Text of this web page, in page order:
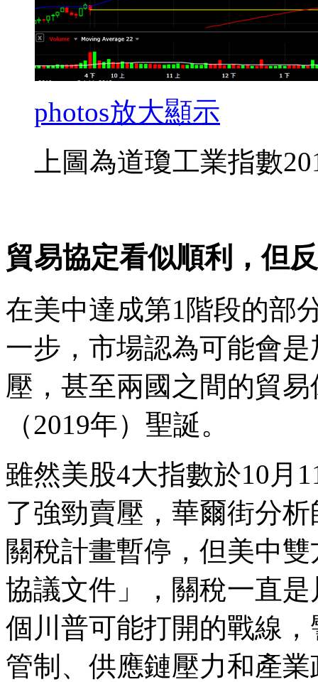
photos放大顯示
上圖為道瓊工業指數
貿易協定看似順利，但
在美中達成第1階段的部
一步，市場認為可能會
壓，甚至兩國之間的貿
（2019年）聖誕。
雖然美股4大指數於10月
了強勁賣壓，華爾街分
關稅計畫暫停，但美中
協議文件」，關稅一直
個川普可能打開的戰線
管制、供應鏈壓力和產